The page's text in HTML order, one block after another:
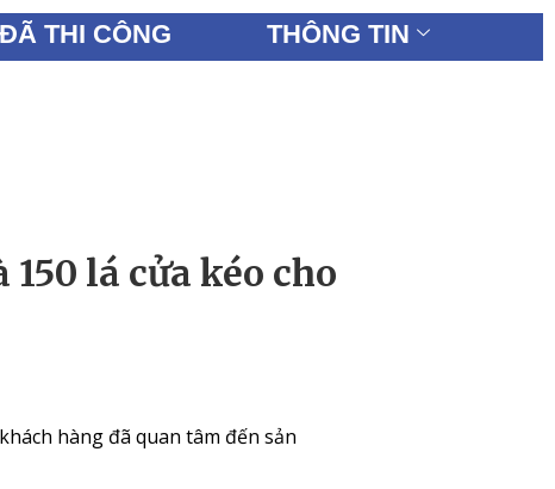
THI CÔNG
THÔNG TIN
lá cửa kéo cho
hàng đã quan tâm đến sản